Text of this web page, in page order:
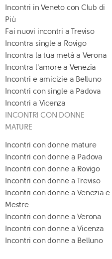
Incontri in Veneto con Club di
Più
Fai nuovi incontri a Treviso
Incontra single a Rovigo
Incontra la tua metà a Verona
Incontra l'amore a Venezia
Incontri e amicizie a Belluno
Incontri con single a Padova
Incontri a Vicenza
INCONTRI CON DONNE
MATURE
Incontri con donne mature
Incontri con donne a Padova
Incontri con donne a Rovigo
Incontri con donne a Treviso
Incontri con donne a Venezia e
Mestre
Incontri con donne a Verona
Incontri con donne a Vicenza
Incontri con donne a Belluno